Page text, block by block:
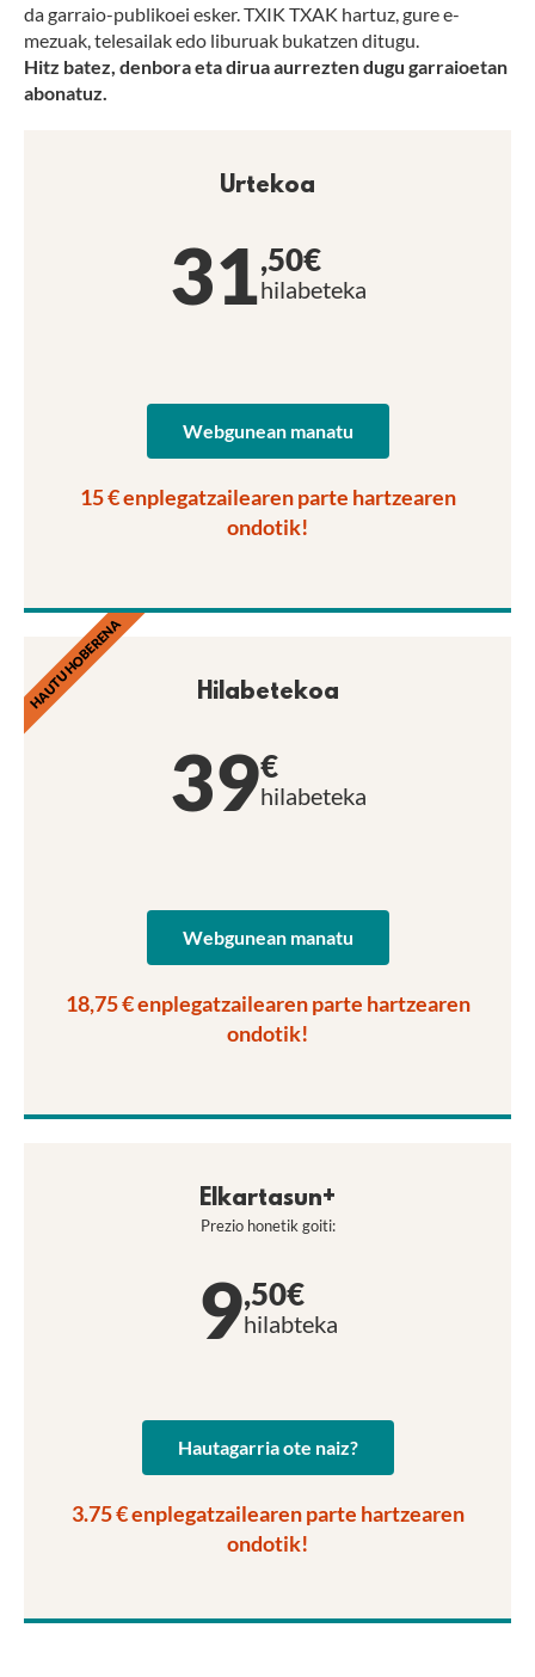
da garraio-publikoei esker. TXIK TXAK hartuz, gure e-
mezuak, telesailak edo liburuak bukatzen ditugu.
Hitz batez, denbora eta dirua aurrezten dugu garraioetan
abonatuz.
Urtekoa
31,50€
hilabeteka
Webgunean manatu
15 € enplegatzailearen parte hartzearen
ondotik!
HAUTU HOBERENA Hilabetekoa
39€
hilabeteka
Webgunean manatu
18,75 € enplegatzailearen parte hartzearen
ondotik!
Elkartasun+
Prezio honetik goiti:
9,50€
hilabteka
Hautagarria ote naiz?
3.75 € enplegatzailearen parte hartzearen
ondotik!